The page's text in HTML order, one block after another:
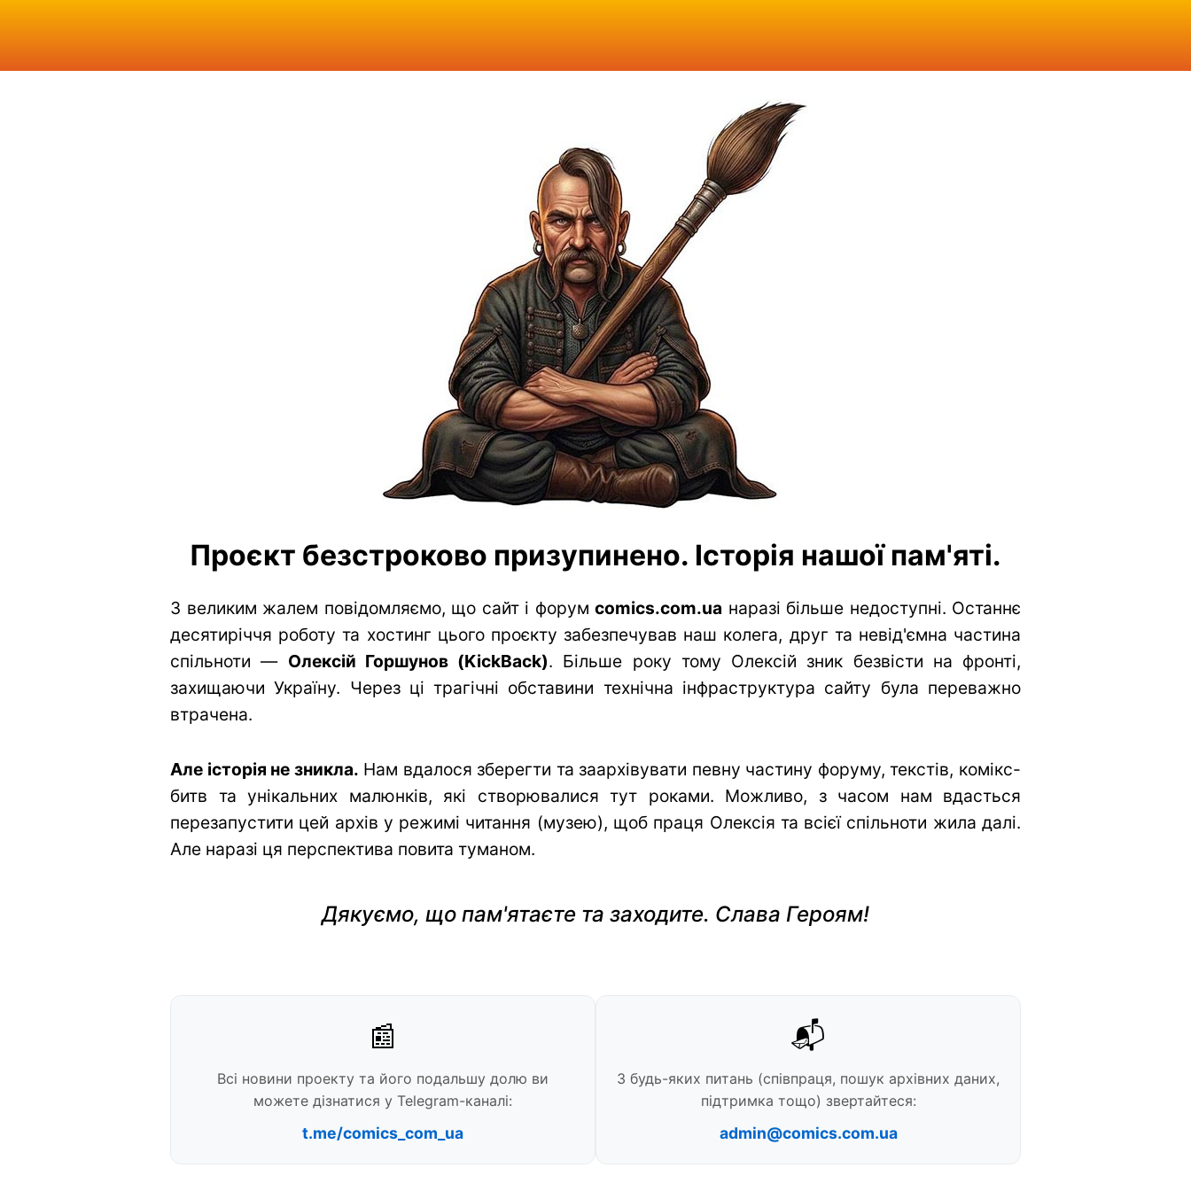
Проєкт безстроково призупинено. Історія нашої пам'яті.
З великим жалем повідомляємо, що сайт і форум comics.com.ua наразі більше недоступні. Останнє
десятиріччя роботу та хостинг цього проєкту забезпечував наш колега, друг та невід'ємна частина
спільноти — Олексій Горшунов (KickBack). Більше року тому Олексій зник безвісти на фронті,
захищаючи Україну. Через ці трагічні обставини технічна інфраструктура сайту була переважно
втрачена.
Але історія не зникла. Нам вдалося зберегти та заархівувати певну частину форуму, текстів, комікс-
битв та унікальних малюнків, які створювалися тут роками. Можливо, з часом нам вдасться
перезапустити цей архів у режимі читання (музею), щоб праця Олексія та всієї спільноти жила далі.
Але наразі ця перспектива повита туманом.
Дякуємо, що пам'ятаєте та заходите. Слава Героям!
📰
Всі новини проекту та його подальшу долю ви
можете дізнатися у Telegram-каналі:
t.me/comics_com_ua
📬
З будь-яких питань (співпраця, пошук архівних даних,
підтримка тощо) звертайтеся:
admin@comics.com.ua